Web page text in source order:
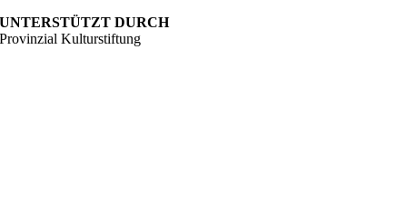
UNTERSTÜTZT DURCH
Provinzial Kulturstiftung